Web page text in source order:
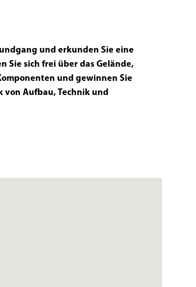
und erkunden Sie eine
Sie sich frei über das Gelände,
und gewinnen Sie
Aufbau, Technik und